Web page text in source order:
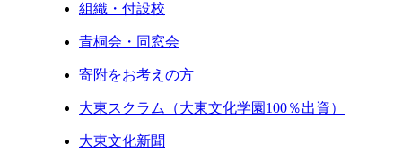
組織・付設校
青桐会・同窓会
寄附をお考えの方
大東スクラム（大東文化学園100％出資）
大東文化新聞